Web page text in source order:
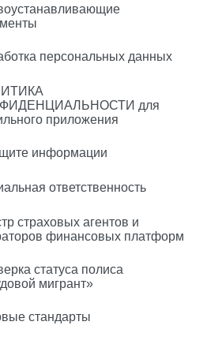
персональных данных
для
приложения
информации
ответственность
страховых агентов и
финансовых платформ
статуса полиса
мигрант»
стандарты